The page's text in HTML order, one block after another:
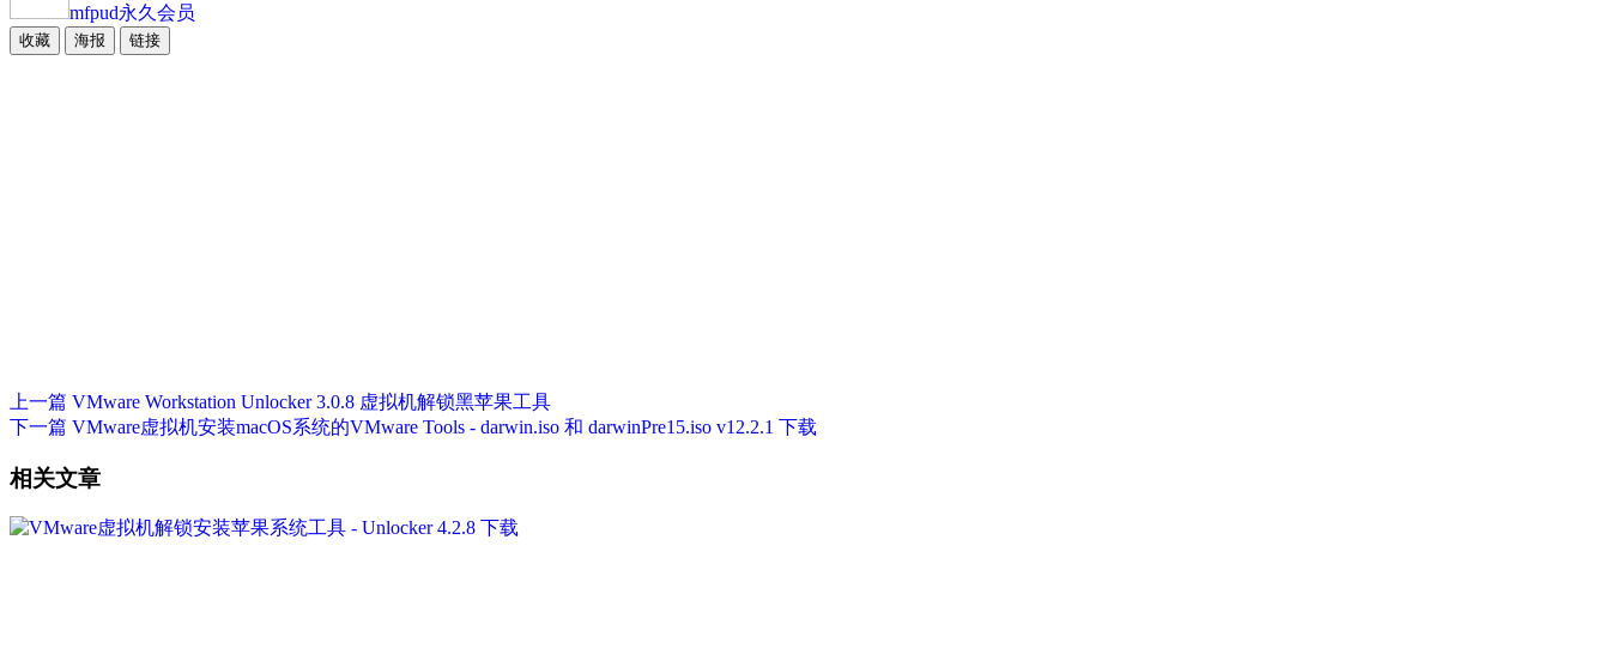
mfpud永久会员
收藏 海报 链接
上一篇 VMware Workstation Unlocker 3.0.8 虚拟机解锁黑苹果工具
下一篇 VMware虚拟机安装macOS系统的VMware Tools - darwin.iso 和 darwinPre15.iso v12.2.1 下载
相关文章